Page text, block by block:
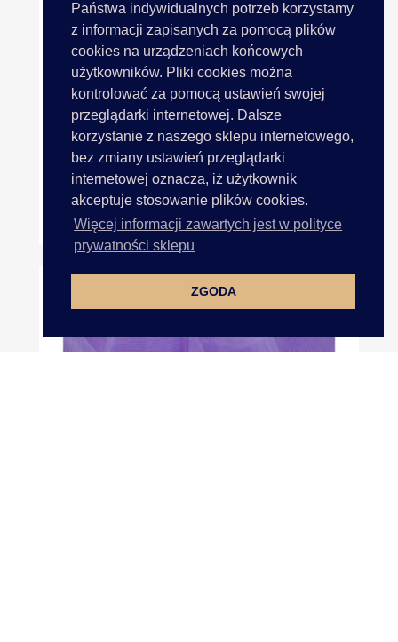
Państwa indywidualnych potrzeb korzystamy
z informacji zapisanych za pomocą plików
cookies na urządzeniach końcowych
użytkowników. Pliki cookies można
kontrolować za pomocą ustawień swojej
przeglądarki internetowej. Dalsze
korzystanie z naszego sklepu internetowego,
bez zmiany ustawień przeglądarki
internetowej oznacza, iż użytkownik
akceptuje stosowanie plików cookies.
Więcej informacji zawartych jest w polityce
prywatności sklepu
ZGODA
Gumonitka 0,8mm Okrągła...